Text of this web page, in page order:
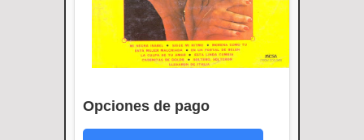
Opciones de pago